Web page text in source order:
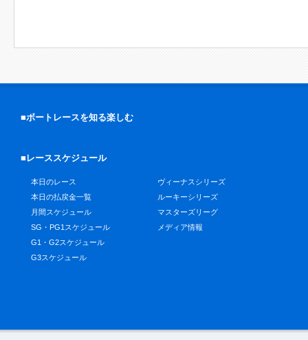
■ボートレースを知る楽しむ
■レーススケジュール
本日のレース
本日の払戻金一覧
月間スケジュール
SG・PG1スケジュール
G1・G2スケジュール
G3スケジュール
ヴィーナスシリーズ
ルーキーシリーズ
マスターズリーグ
メディア情報